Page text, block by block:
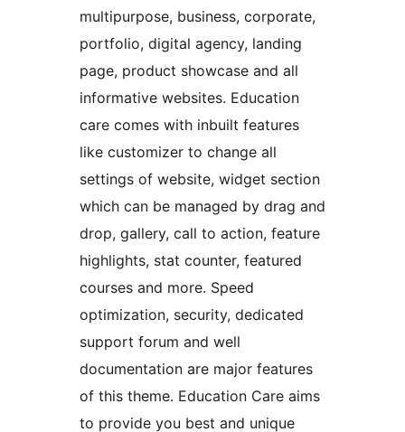
multipurpose, business, corporate,
portfolio, digital agency, landing
page, product showcase and all
informative websites. Education
care comes with inbuilt features
like customizer to change all
settings of website, widget section
which can be managed by drag and
drop, gallery, call to action, feature
highlights, stat counter, featured
courses and more. Speed
optimization, security, dedicated
support forum and well
documentation are major features
of this theme. Education Care aims
to provide you best and unique